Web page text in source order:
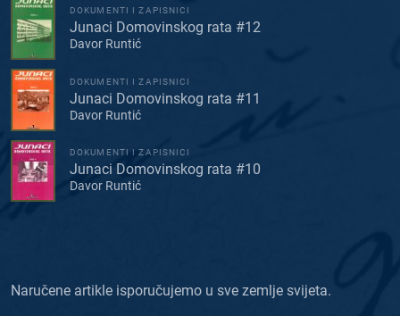
DOKUMENTI I ZAPISNICI
Junaci Domovinskog rata #12
Davor Runtić
DOKUMENTI I ZAPISNICI
Junaci Domovinskog rata #11
Davor Runtić
DOKUMENTI I ZAPISNICI
Junaci Domovinskog rata #10
Davor Runtić
Naručene artikle isporučujemo u sve zemlje svijeta.